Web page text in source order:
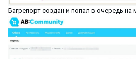
Багрепорт создан и попал в очередь на